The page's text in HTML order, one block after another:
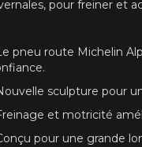
pour freiner et
pneu route Michelin
sculpture pour
et motricité
pour une grande